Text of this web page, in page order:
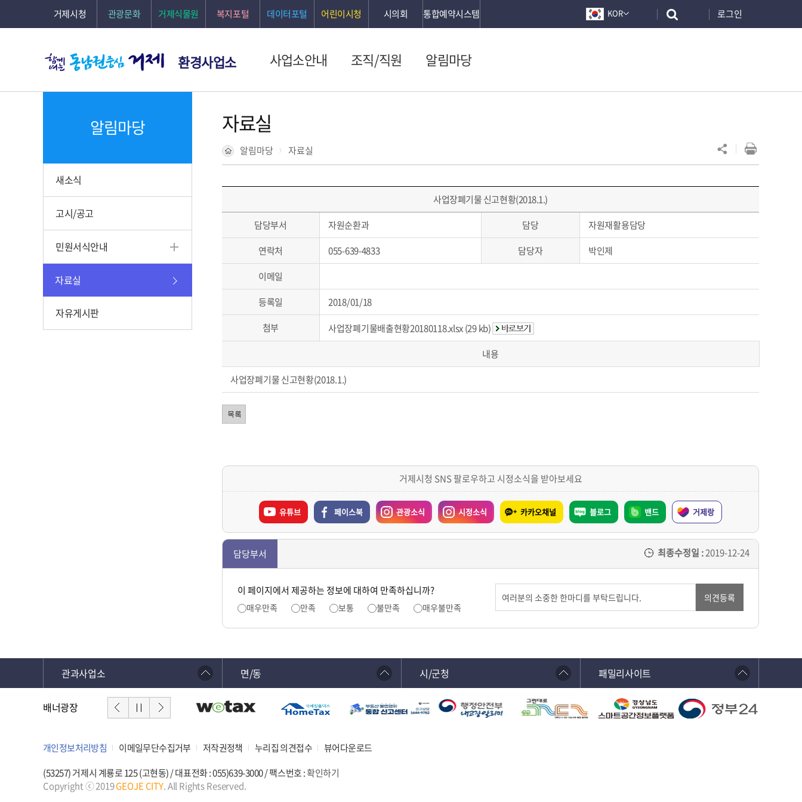
거제시청 관광문화 거제식물원 복지포털 데이터포털 어린이시청 시의회 통합예약시스템 KOR 로그인
환경사업소 사업소안내 조직/직원 알림마당
알림마당
새소식
고시/공고
민원서식안내
자료실
자유게시판
자료실
알림마당 자료실
사업장폐기물 신고현황(2018.1.)
담당부서
자원순환과 담당
자원재활용담당
연락처
055-639-4833 담당자
박인제
이메일
등록일
2018/01/18
첨부
사업장폐기물배출현황20180118.xlsx (29 kb)
내용
사업장폐기물 신고현황(2018.1.)
거제시청 SNS 팔로우하고 시정소식을 받아보세요
유튜브 페이스북 관광소식 시정소식 카카오채널 블로그 밴드 거제랑
담당부서 최종수정일 :2019-12-24
이 페이지에서 제공하는 정보에 대하여 만족하십니까?
매우만족 만족 보통 불만족 매우불만족
의견등록
관과사업소 면/동 시/군청 패밀리사이트
배너광장
개인정보처리방침 이메일무단수집거부 저작권정책 누리집 의견접수
뷰어다운로드
(53257) 거제시 계룡로 125 (고현동) / 대표전화 : 055)639-3000 / 팩스번호 :확인하기
Copyright ⓒ 2019GEOJE CITY. All Rights Reserved.